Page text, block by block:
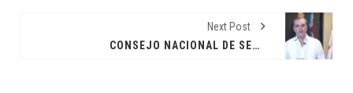
Next Post
CONSEJO NACIONAL DE SEGURIDAD REUNIDO EN PALACIO NACIONAL POR SITUACIÓN EN HAITÍ